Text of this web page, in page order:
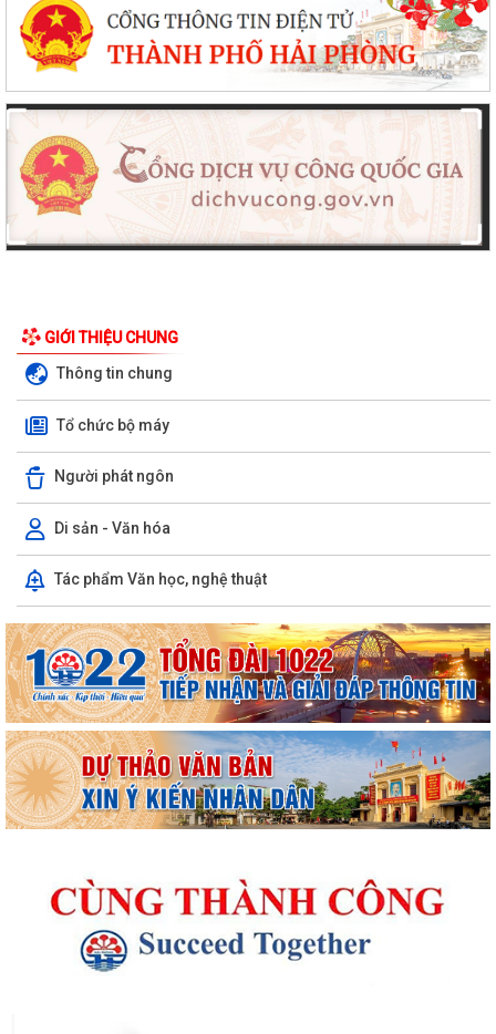
GIỚI THIỆU CHUNG
Thông tin chung
Tổ chức bộ máy
Người phát ngôn
Di sản - Văn hóa
Tác phẩm Văn học, nghệ thuật
Thông báo kết quả Kỳ họp thứ 4 (Kỳ họp thường lệ giữa năm 2026)
HĐND phường khoá II, nhiệm kỳ 2026...